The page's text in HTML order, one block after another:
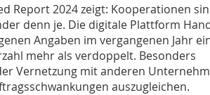
Report 2024 zeigt: Kooperationen
denn je. Die digitale Plattform
Angaben im vergangenen Jahr
mehr als verdoppelt. Besonders
Vernetzung mit anderen
auszugleichen.